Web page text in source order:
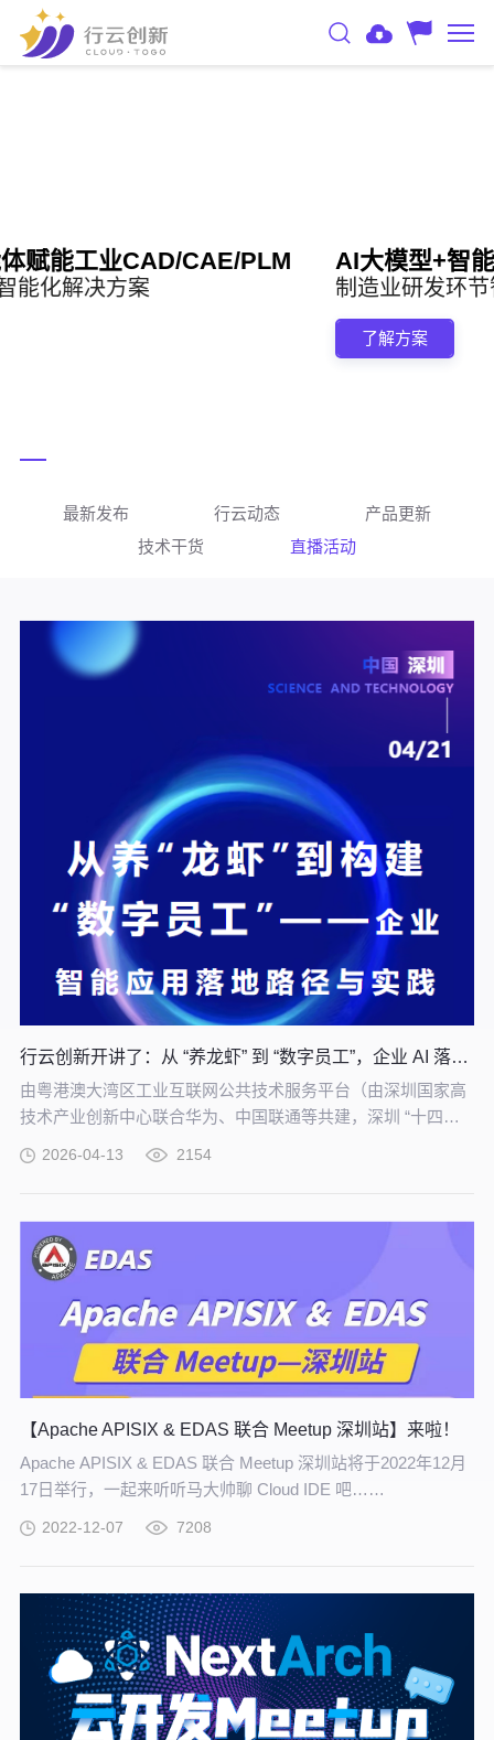
AI大模型+智能体赋能工业CAD/CAE/
制造业研发环节智能化解决方案
最新发布 行云动态
产品更新
技术干货
直播活动
行云创新开讲了：从 “养龙虾” 到 “数字员工”，企业 AI 落地实战培训！
由粤港澳大湾区工业互联网公共技术服务平台（由深圳国家高
技术产业创新中心联合华为、中国联通等共建，深圳 “十四五”
——企业智能应用落地路径与实践】专题培训，将于 4 月 21
2026-04-13 2154
【Apache APISIX & EDAS 联合 Meetup 深圳站】来啦！
Apache APISIX & EDAS 联合 Meetup 深圳站将于2022年12月
17日举行，一起来听听马大帅聊 Cloud IDE 吧……
2022-12-07 7208